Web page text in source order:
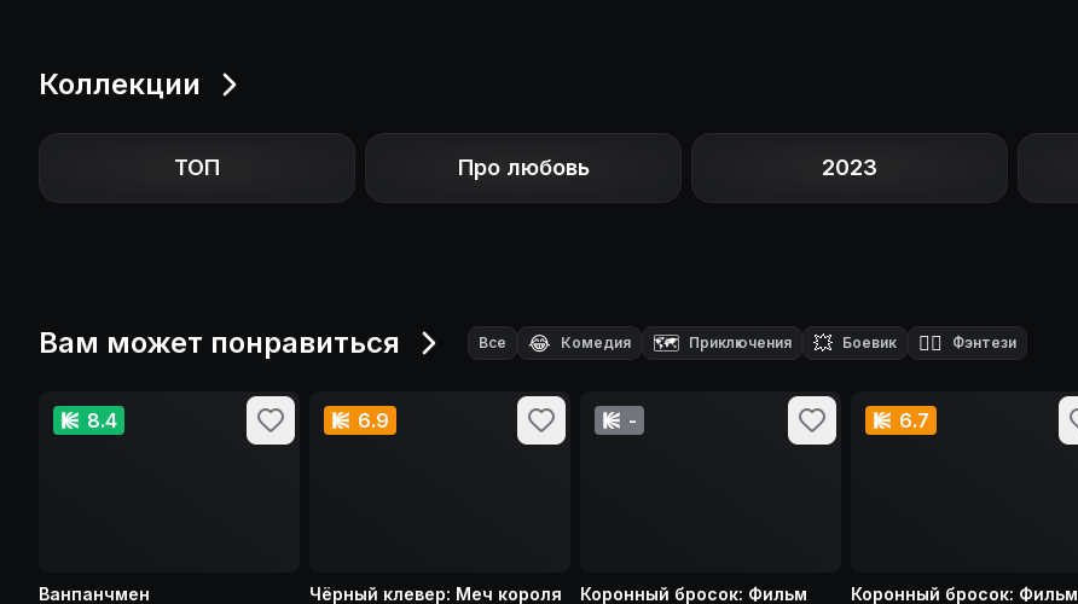
Коллекции
ТОП Про любовь 2023
Вам может понравиться Все 😂 Комедия 🗺️ Приключения 💥 Боевик 🧙‍♂️ Фэнтези
8.4
Ванпанчмен
6.9
Чёрный клевер: Меч короля
-
Коронный бросок: Фильм
6.7
Коронный бросок: Фильм